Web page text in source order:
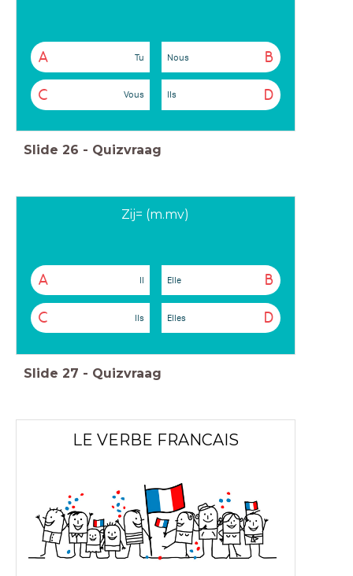
A Tu B
Nous
C Vous D
Ils
Slide 26 - Quizvraag
Zij= (m.mv)
A Il B
Elle
C Ils D
Elles
Slide 27 - Quizvraag
LE VERBE FRANCAIS